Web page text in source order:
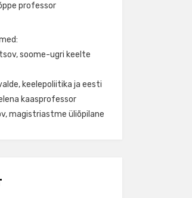
professor
soome-ugri keelte
keelepoliitika ja eesti
kaasprofessor
magistriastme üliõpilane